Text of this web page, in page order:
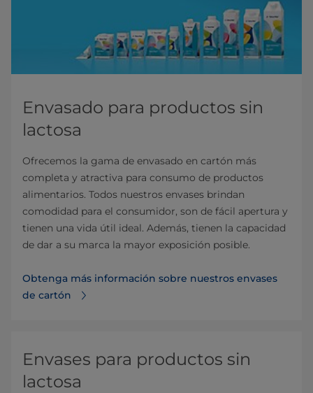
Envasado para productos sin
lactosa
Ofrecemos la gama de envasado en cartón más
completa y atractiva para consumo de productos
alimentarios. Todos nuestros envases brindan
comodidad para el consumidor, son de fácil apertura y
tienen una vida útil ideal. Además, tienen la capacidad
de dar a su marca la mayor exposición posible.
Obtenga más información sobre nuestros envases
de cartón⁠
Envases para productos sin
lactosa